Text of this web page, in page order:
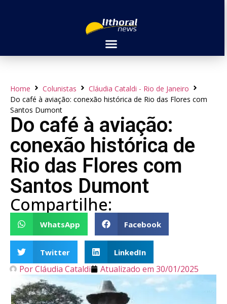
Home Colunistas
Cláudia Cataldi - Rio de Janeiro
Do café à aviação: conexão histórica de Rio das Flores com
Santos Dumont
Do café à aviação:
conexão histórica de
Rio das Flores com
Santos Dumont
Compartilhe:
WhatsApp Facebook
Twitter LinkedIn
PorCláudia Cataldi Atualizado em 30/01/2025